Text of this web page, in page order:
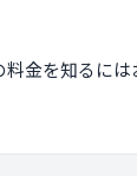
金を知るに